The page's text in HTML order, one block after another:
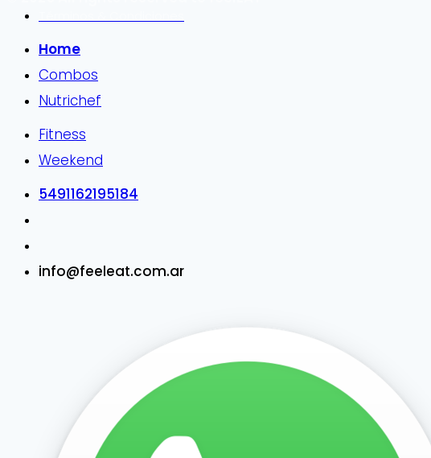
Home
Combos
Nutrichef
Fitness
Weekend
5491162195184
info@feeleat.com.ar